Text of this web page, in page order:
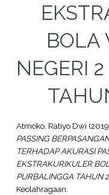
BOLA
NEGERI
Atmoko, Ratiyo Dwi
PASSING
TERHADAP AKURASI
EKSTRAKURIKULER
PURBALINGGA TAHUN
Keolahragaan.